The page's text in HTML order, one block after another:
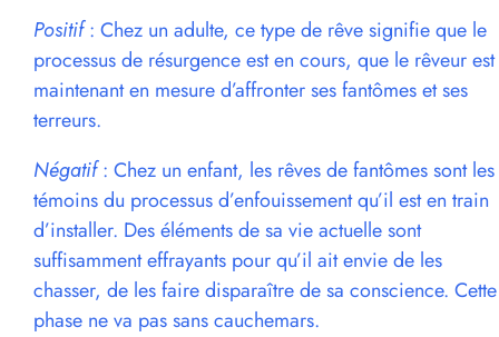
Positif: Chez un adulte, ce type de rêve signifie que le
processus de résurgence est en cours, que le rêveur est
maintenant en mesure d’affronter ses fantômes et ses
terreurs.
Négatif: Chez un enfant, les rêves de fantômes sont les
témoins du processus d’enfouissement qu’il est en train
d’installer. Des éléments de sa vie actuelle sont
suffisamment effrayants pour qu’il ait envie de les
chasser, de les faire disparaître de sa conscience. Cette
phase ne va pas sans cauchemars.